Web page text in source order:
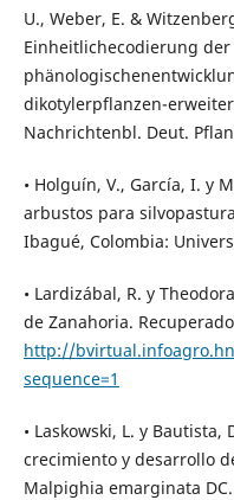
U., Weber, E. &
Einheitlichecodierung der
dikotylerpflanzen-
Nachrichtenbl. Deut.
• Holguín, V., García, I. y
arbustos para
Ibagué, Colombia:
• Lardizábal, R. y
de Zanahoria.
http://
sequence=1
• Laskowski, L. y
crecimiento y desarrollo
Malpighia emarginata